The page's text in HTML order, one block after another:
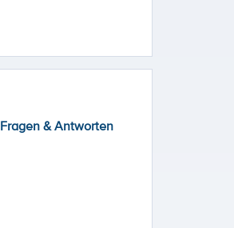
Fragen & Antworten